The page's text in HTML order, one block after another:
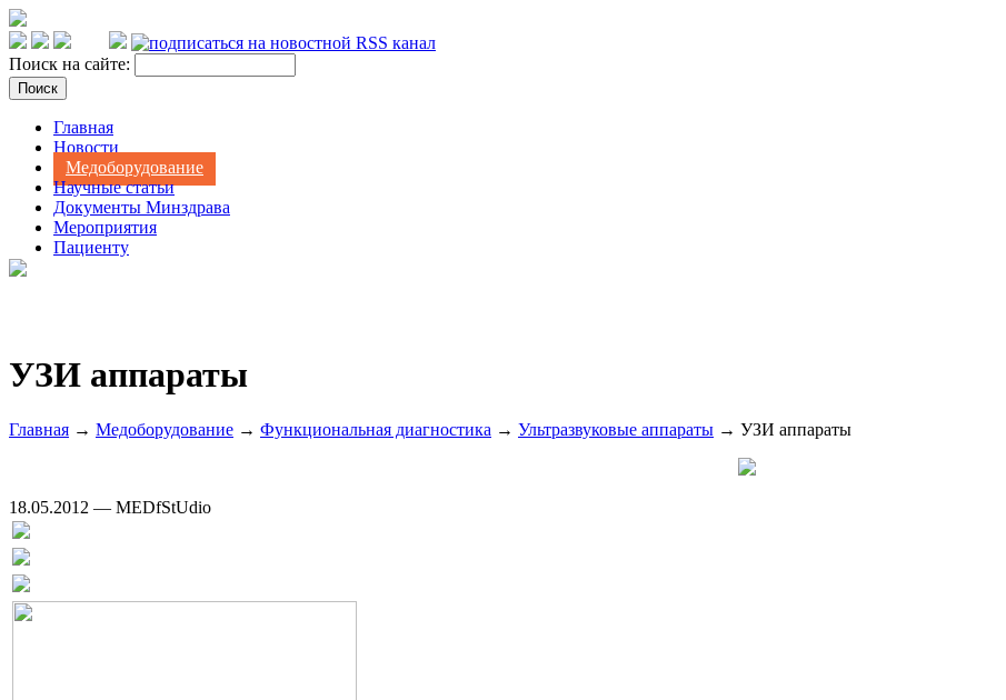
Поиск на сайте:
Главная
Новости
Медоборудование
Научные статьи
Документы Минздрава
Мероприятия
Пациенту
УЗИ аппараты
Главная → Медоборудование → Функциональная диагностика → Ультразвуковые аппараты → УЗИ аппараты
18.05.2012 — MEDfStUdio